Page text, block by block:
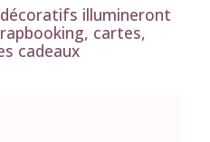
illumineront
cartes,
cadeaux